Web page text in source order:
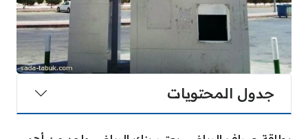
جدول المحتويات